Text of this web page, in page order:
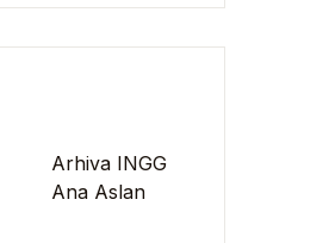
Arhiva INGG
Ana Aslan